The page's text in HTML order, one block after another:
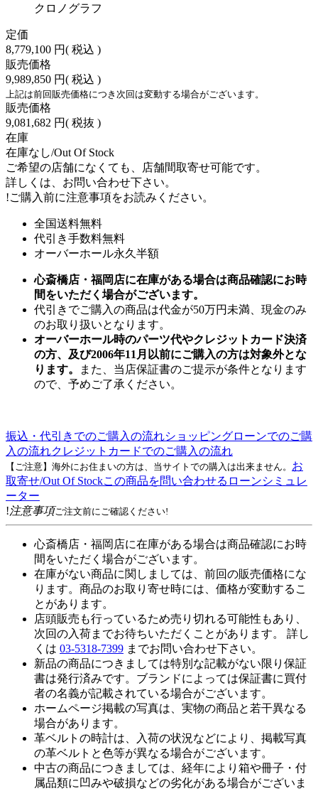
クロノグラフ
定価
8,779,100 円( 税込 )
販売価格
9,989,850 円( 税込 )
上記は前回販売価格につき次回は変動する場合がございます。
販売価格
9,081,682 円( 税抜 )
在庫
在庫なし/Out Of Stock
ご希望の店舗になくても、店舗間取寄せ可能です。
詳しくは、お問い合わせ下さい。
!ご購入前に注意事項をお読みください。
全国送料無料
代引き手数料無料
オーバーホール永久半額
心斎橋店・福岡店に在庫がある場合は商品確認にお時
間をいただく場合がございます。
代引きでご購入の商品は代金が50万円未満、現金のみ
のお取り扱いとなります。
オーバーホール時のパーツ代やクレジットカード決済
の方、及び2006年11月以前にご購入の方は対象外とな
ります。
また、当店保証書のご提示が条件となります
ので、予めご了承ください。
振込・代引きでのご購入の流れショッピングローンでのご購
入の流れクレジットカードでのご購入の流れ
【ご注意】海外にお住まいの方は、当サイトでの購入は出来ません。 お
取寄せ/Out Of Stockこの商品を問い合わせる ローンシミュレ
ーター
!注意事項ご注文前にご確認ください!
心斎橋店・福岡店に在庫がある場合は商品確認にお時
間をいただく場合がございます。
在庫がない商品に関しましては、前回の販売価格にな
ります。商品のお取り寄せ時には、価格が変動するこ
とがあります。
店頭販売も行っているため売り切れる可能性もあり、
次回の入荷までお待ちいただくことがあります。 詳し
くは 03-5318-7399 までお問い合わせ下さい。
新品の商品につきましては特別な記載がない限り保証
書は発行済みです。ブランドによっては保証書に買付
者の名義が記載されている場合がございます。
ホームページ掲載の写真は、実物の商品と若干異なる
場合があります。
革ベルトの時計は、入荷の状況などにより、掲載写真
の革ベルトと色等が異なる場合がございます。
中古の商品につきましては、経年により箱や冊子・付
属品類に凹みや破損などの劣化がある場合がございま